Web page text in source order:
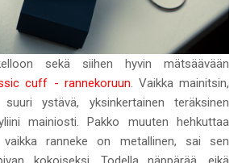
sekä siihen hyvin mätsäävään
cuff - rannekoruun. Vaikka mainitsin,
ystävä, yksinkertainen teräksinen
mainiosti. Pakko muuten hehkuttaa
ranneke on metallinen, sai sen